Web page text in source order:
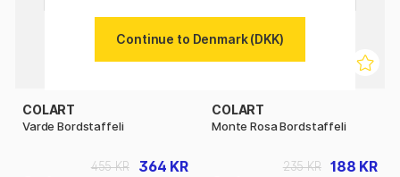
COLART
Varde Bordstaffeli
364 KR
455 KR
COLART
Monte Rosa Bordstaffeli
188 KR
235 KR
Continue to Denmark (DKK)